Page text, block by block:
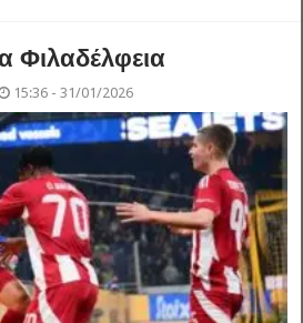
Φιλαδέλφεια
15:36 - 31/01/2026